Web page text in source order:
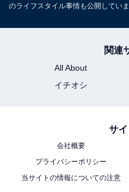
のライフスタイル事情も公開していま
関連
All About
イチオシ
サ
会社概要
プライバシーポリシー
当サイトの情報についての注意